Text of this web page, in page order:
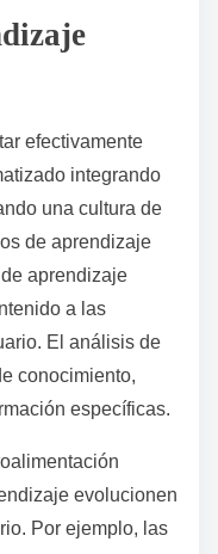
efectivamente
integrando
una cultura de
de aprendizaje
aprendizaje
a las
El análisis de
conocimiento,
específicas.
evolucionen
Por ejemplo, las